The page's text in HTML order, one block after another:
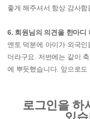
좋게 해주셔서 항상 감사
6. 회원님의 의견을 한마디
엔토 덕분에 아이가 외국
더라구요. 저번에는 같이
에 뿌듯했습니다. 앞으로도